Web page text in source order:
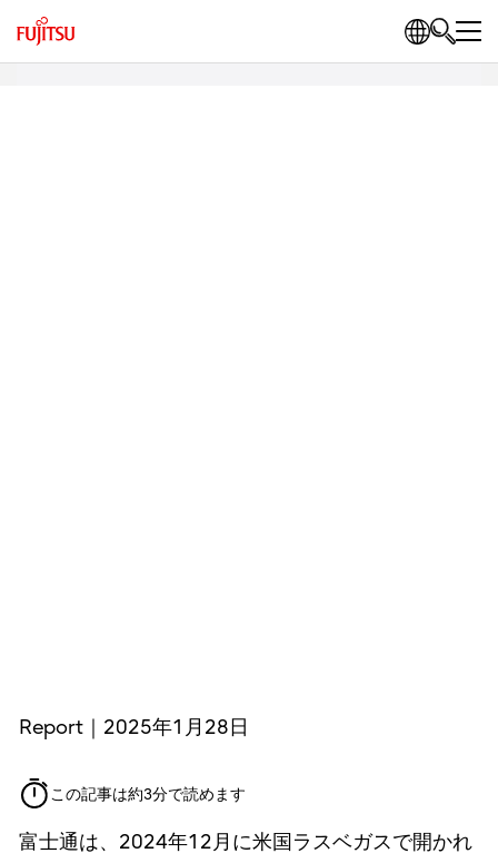
Report｜2025年1月28日
この記事は約3分で読めます
富士通は、2024年12月に米国ラスベガスで開かれ